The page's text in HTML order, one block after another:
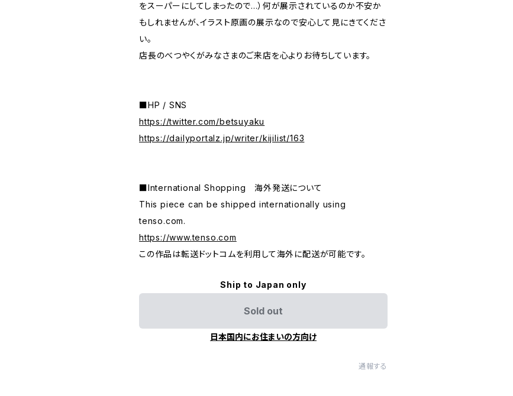
をスーパーにしてしまったので…）何が展示されているのか不安か
もしれませんが、イラスト原画の展示なので安心して見にきてくださ
い。
店長のべつやくがみなさまのご来店を心よりお待ちしています。
■HP / SNS
https://twitter.com/betsuyaku
https://dailyportalz.jp/writer/kijilist/163
■International Shopping 海外発送について
This piece can be shipped internationally using
tenso.com.
https://www.tenso.com
この作品は転送ドットコムを利用して海外に配送が可能です。
Ship to Japan only
Sold out
日本国内にお住まいの方向け
通報する